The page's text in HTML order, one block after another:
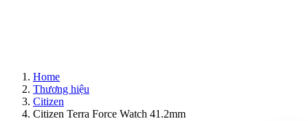
Home
Thương hiệu
Citizen
Citizen Terra Force Watch 41.2mm